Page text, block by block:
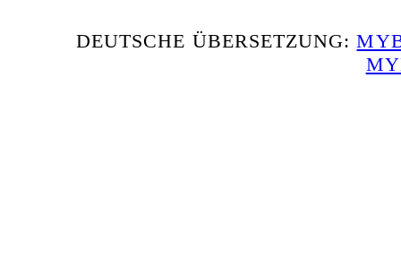
DEUTSCHE ÜBERSETZUNG: